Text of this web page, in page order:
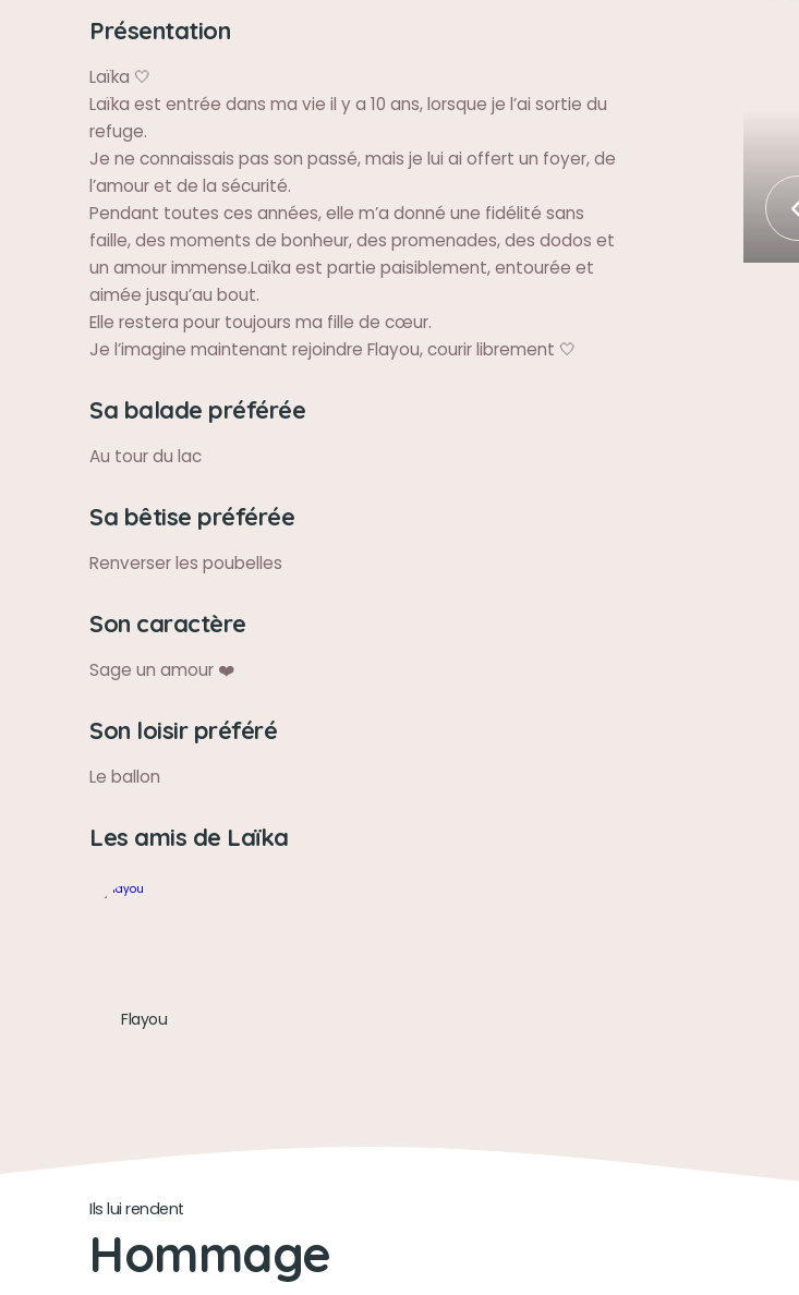
Présentation
Laïka 🤍
Laïka est entrée dans ma vie il y a 10 ans, lorsque je l’ai sortie du
refuge.
Je ne connaissais pas son passé, mais je lui ai offert un foyer, de
l’amour et de la sécurité.
Pendant toutes ces années, elle m’a donné une fidélité sans
faille, des moments de bonheur, des promenades, des dodos et
un amour immense.Laïka est partie paisiblement, entourée et
aimée jusqu’au bout.
Elle restera pour toujours ma fille de cœur.
Je l’imagine maintenant rejoindre Flayou, courir librement 🤍
Sa balade préférée
Au tour du lac
Sa bêtise préférée
Renverser les poubelles
Son caractère
Sage un amour ❤️
Son loisir préféré
Le ballon
Les amis de Laïka
Flayou
Ils lui rendent
Hommage